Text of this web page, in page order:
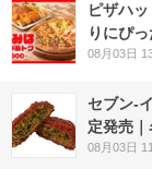
ピザハ
りにぴ
08月03日
セブン-
定発売
08月03日